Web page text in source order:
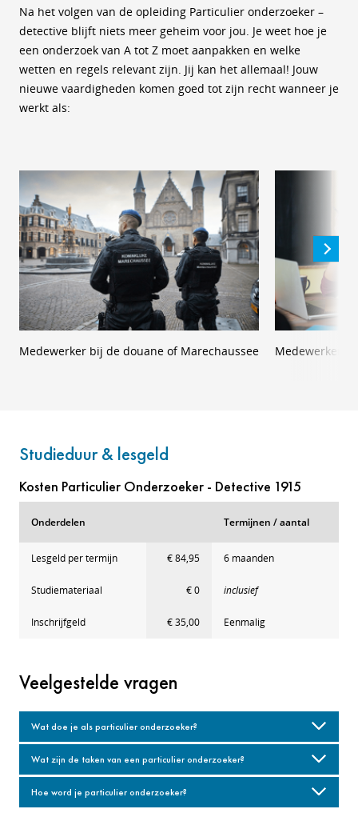
Na het volgen van de opleiding Particulier onderzoeker –
detective blijft niets meer geheim voor jou. Je weet hoe je
een onderzoek van A tot Z moet aanpakken en welke
wetten en regels relevant zijn. Jij kan het allemaal! Jouw
nieuwe vaardigheden komen goed tot zijn recht wanneer je
werkt als:
Medewerker bij de douane of Marechaussee Medewerker
Studieduur & lesgeld
Kosten Particulier Onderzoeker - Detective 1915
Onderdelen Termijnen / aantal
Lesgeld per termijn € 84,95 6 maanden
Studiemateriaal € 0 inclusief
Inschrijfgeld € 35,00 Eenmalig
Veelgestelde vragen
Wat doe je als particulier onderzoeker?
Wat zijn de taken van een particulier onderzoeker?
Hoe word je particulier onderzoeker?